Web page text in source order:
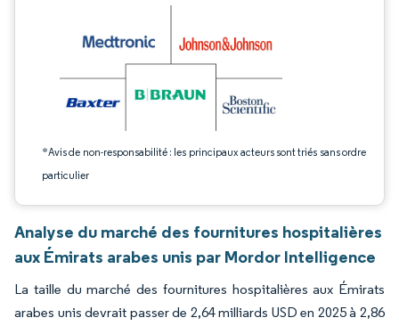
*Avis de non-responsabilité : les principaux acteurs sont triés sans ordre
particulier
Analyse du marché des fournitures hospitalières
aux Émirats arabes unis par Mordor Intelligence
La taille du marché des fournitures hospitalières aux Émirats
arabes unis devrait passer de 2,64 milliards USD en 2025 à 2,86